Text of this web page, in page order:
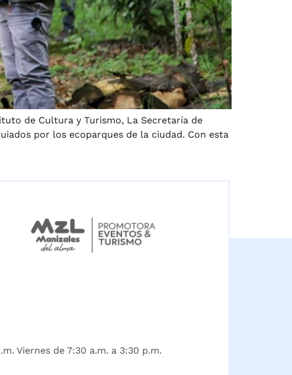
de Cultura y Turismo, La Secretaría de
por los ecoparques de la ciudad. Con esta
Viernes de 7:30 a.m. a 3:30 p.m.